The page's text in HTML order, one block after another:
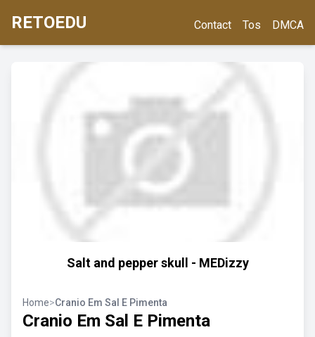
RETOEDU Contact Tos DMCA
Salt and pepper skull - MEDizzy
Home>Cranio Em Sal E Pimenta
Cranio Em Sal E Pimenta